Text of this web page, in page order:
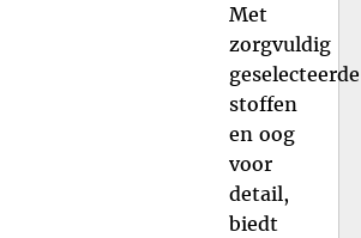
Met
zorgvuldig
geselecteerde
stoffen
en oog
voor
detail,
biedt